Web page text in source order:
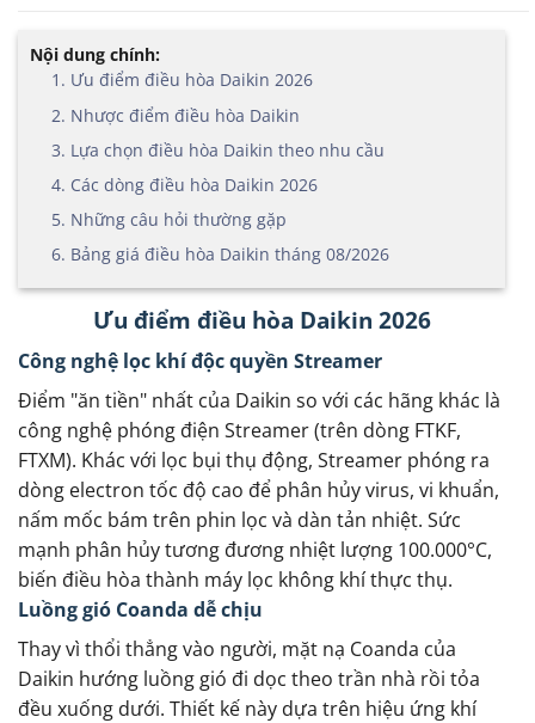
Nội dung chính:
1. Ưu điểm điều hòa Daikin 2026
2. Nhược điểm điều hòa Daikin
3. Lựa chọn điều hòa Daikin theo nhu cầu
4. Các dòng điều hòa Daikin 2026
5. Những câu hỏi thường gặp
6. Bảng giá điều hòa Daikin tháng 08/2026
Ưu điểm điều hòa Daikin 2026
Công nghệ lọc khí độc quyền Streamer
Điểm "ăn tiền" nhất của Daikin so với các hãng khác là
công nghệ phóng điện Streamer (trên dòng FTKF,
FTXM). Khác với lọc bụi thụ động, Streamer phóng ra
dòng electron tốc độ cao để phân hủy virus, vi khuẩn,
nấm mốc bám trên phin lọc và dàn tản nhiệt. Sức
mạnh phân hủy tương đương nhiệt lượng 100.000°C,
biến điều hòa thành máy lọc không khí thực thụ.
Luồng gió Coanda dễ chịu
Thay vì thổi thẳng vào người, mặt nạ Coanda của
Daikin hướng luồng gió đi dọc theo trần nhà rồi tỏa
đều xuống dưới. Thiết kế này dựa trên hiệu ứng khí